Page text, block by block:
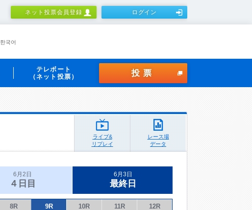
ネット投票会員登録 ログイン
한국어
テレボート
（ネット投票）
投票
ライブ&
リプレイ
レース場
データ
6月2日
４日目
6月3日
最終日
8R 9R 10R 11R 12R